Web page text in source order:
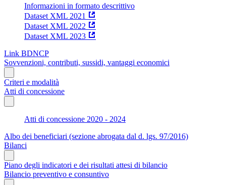
Informazioni in formato descrittivo
Dataset XML 2021
Dataset XML 2022
Dataset XML 2023
Link BDNCP
Sovvenzioni, contributi, sussidi, vantaggi economici
Criteri e modalità
Atti di concessione
Atti di concessione 2020 - 2024
Albo dei beneficiari (sezione abrogata dal d. lgs. 97/2016)
Bilanci
Piano degli indicatori e dei risultati attesi di bilancio
Bilancio preventivo e consuntivo